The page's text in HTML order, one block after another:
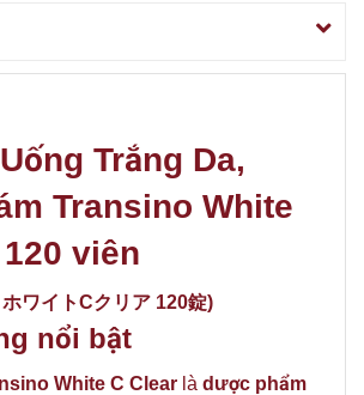
Trắng Da,
Transino White
viên
ワイトCクリア 120錠)
nổi bật
White C Clear là dược phẩm